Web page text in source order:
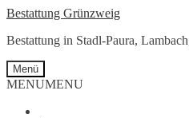
Zur
springen
Springe
Inhalt
Bestattung Grünzweig
Bestattung in Stadl-Paura,
Menü
MENUMENU